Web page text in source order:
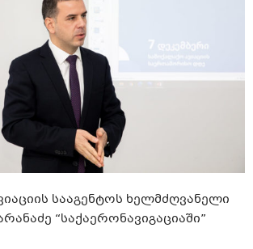
სააგენტოს ხელმძღვანელი
“საქაერონავიგაციაში”